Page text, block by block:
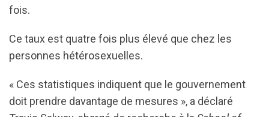
fois.
Ce taux est quatre fois plus élevé que chez les
personnes hétérosexuelles.
« Ces statistiques indiquent que le gouvernement
doit prendre davantage de mesures », a déclaré